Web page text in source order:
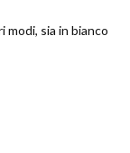
modi, sia in bianco